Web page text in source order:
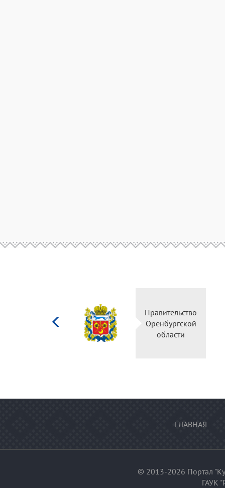
Правительство
Оренбургской
области
ГЛАВНАЯ
© 2013-2026 Портал
ГАУК